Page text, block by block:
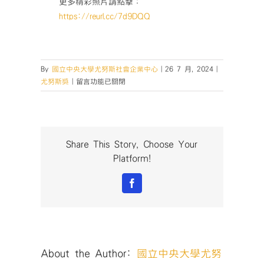
https://reurl.cc/7d9DQQ
By 國立中央大學尤努斯社會企業中心 26 7 月, 2024
尤努斯獎
在
〈社
「2024
競
留言功能已關閉
Share This Story, Choose Your
Platform!
Facebook
About the Author:
國立中央大學尤努